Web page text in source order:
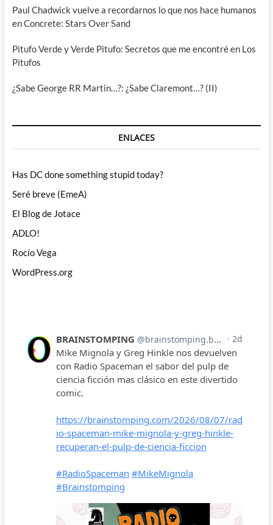
Paul Chadwick vuelve a recordarnos lo que nos hace humanos
en Concrete: Stars Over Sand
Pitufo Verde y Verde Pitufo: Secretos que me encontré en Los
Pitufos
¿Sabe George RR Martin…?: ¿Sabe Claremont…? (II)
ENLACES
Has DC done something stupid today?
Seré breve (EmeA)
El Blog de Jotace
ADLO!
Rocío Vega
WordPress.org